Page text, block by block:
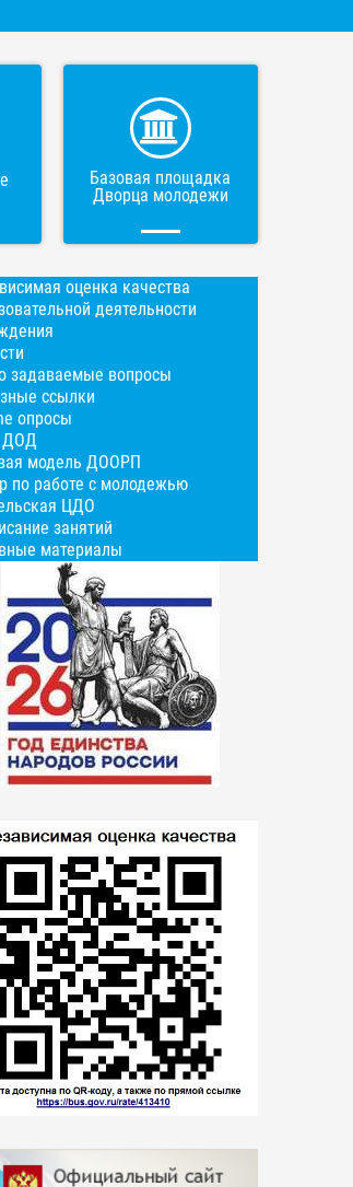
Базовая площадка
Дворца молодежи
оценка качества
деятельности
задаваемые вопросы
ссылки
опросы
модель ДООРП
по работе с молодежью
ЦДО
занятий
материалы